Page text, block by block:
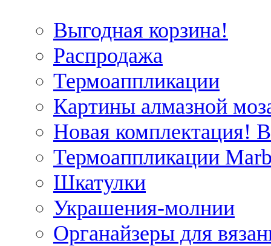
Выгодная корзина!
Распродажа
Термоаппликации
Картины алмазной
Новая комплектация!
Термоаппликации
Шкатулки
Украшения-молнии
Органайзеры для